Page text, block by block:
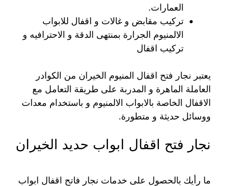
العمارات.
تركيب مقابض و غالات و اقفال للابواب
الالمنيوم الجرارة بمنتهى الدقة و الاحترافيه و
تركيب اقفال
يعتبر نجار فتح اقفال المنيوم الخيران من الكوادر
العاملة الماهرة و المدربة على طريقة التعامل مع
الاقفال الخاصة بالابواب الالمنيوم و باستخدام معدات
ووسائل حديثة و متطورة.
نجار فتح اقفال ابواب حديد الخيران
ما رأيك بالحصول على خدمات نجار فاتح اقفال ابواب